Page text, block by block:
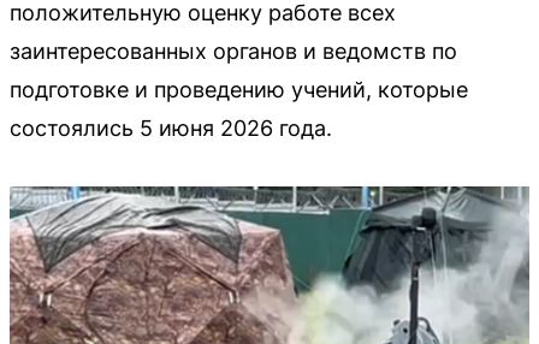
положительную оценку работе всех
заинтересованных органов и ведомств по
подготовке и проведению учений, которые
состоялись 5 июня 2026 года.